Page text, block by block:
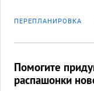
непроходных
идеи...
ПЕРЕПЛАНИРОВКА
Помогите
распашонки